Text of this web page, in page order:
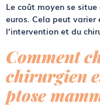
Le coût moyen se
euros. Cela peut
l’intervention et du
Comment
chirurgien
ptose